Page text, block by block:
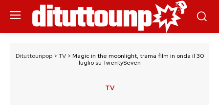
Dituttounpop> TV> Magic in the moonlight, trama film in onda il 30
luglio su TwentySeven
TV